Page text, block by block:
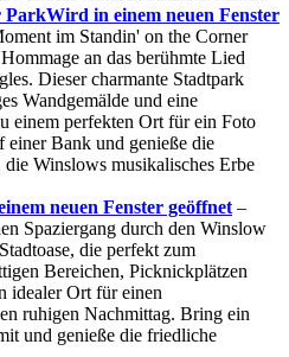
ParkWird in einem neuen Fenster
im Standin' on the Corner
an das berühmte Lied
Dieser charmante Stadtpark
Wandgemälde und eine
einem perfekten Ort für ein Foto
einer Bank und genieße die
Winslows musikalisches Erbe
neuen Fenster geöffnet –
Spaziergang durch den Winslow
die perfekt zum
Bereichen, Picknickplätzen
idealer Ort für einen
ruhigen Nachmittag. Bring ein
und genieße die friedliche